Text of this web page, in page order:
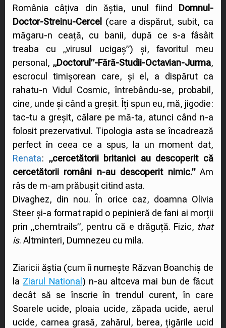
România câțiva din ăștia, unul fiind Domnul-
Doctor-Streinu-Cercel (care a dispărut, subit, ca
măgaru-n ceață, cu banii, după ce s-a fâsâit
treaba cu „virusul ucigaș”) și, favoritul meu
personal, „Doctorul”-Fără-Studii-Octavian-Jurma,
escrocul timișorean care, și el, a dispărut ca
rahatu-n Vidul Cosmic, întrebându-se, probabil,
cine, unde și când a greșit. Îți spun eu, mă, jigodie:
tac-tu a greșit, călare pe mă-ta, atunci când n-a
folosit prezervativul. Tipologia asta se încadrează
perfect în ceea ce a spus, la un moment dat,
Renata: „cercetătorii britanici au descoperit că
cercetătorii români n-au descoperit nimic.”Am
râs de m-am prăbușit citind asta.
Divaghez, din nou. În orice caz, doamna Olivia
Steer și-a format rapid o pepinieră de fani ai morții
prin „chemtrails”, pentru că e drăguță. Fizic, that
is. Altminteri, Dumnezeu cu mila.
Ziaricii ăștia (cum îi numește Răzvan Boanchiș de
la Ziarul National) n-au altceva mai bun de făcut
decât să se înscrie în trendul curent, în care
Soarele ucide, ploaia ucide, zăpada ucide, aerul
ucide, carnea grasă, zahărul, berea, țigările ucid